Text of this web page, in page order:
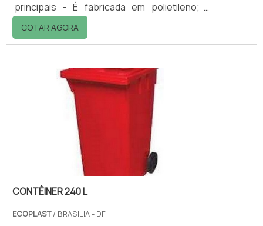
principais - É fabricada em polietileno; -
Designer arrojado e formatos diferenciados;
- São leves e resistentes a vandalismo; -
públicas; - Disponíveis em 4 modelos.Entre
em contato com a empresa e saiba mais
sobre as luminárias e diversos outros
COTAR AGORA
CONTÊINER 240 L
ECOPLAST/ BRASILIA - DF